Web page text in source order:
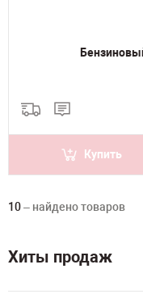
Купить
10– найдено товаров
Хиты продаж